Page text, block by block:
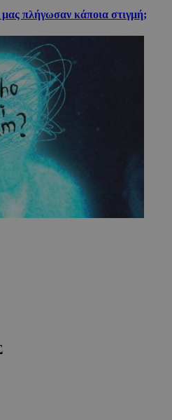
μας πλήγωσαν κάποια στιγμή;